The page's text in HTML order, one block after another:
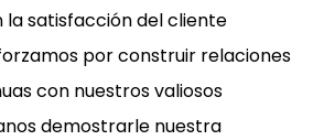
la satisfacción del cliente
por construir relaciones
con nuestros valiosos
demostrarle nuestra